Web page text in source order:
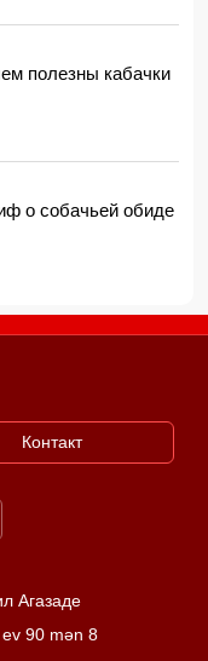
полезны кабачки
о собачьей обиде
Контакт
Агазаде
90 mən 8